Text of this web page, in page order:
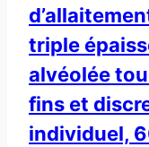
triple
alvéolée
fins et
individuel,